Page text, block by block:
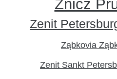
Znicz
Zenit
Ząbkovia
Zenit Sankt